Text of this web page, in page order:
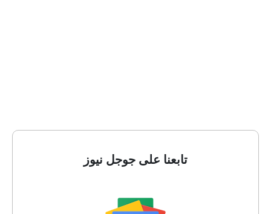
تابعنا على جوجل نيوز